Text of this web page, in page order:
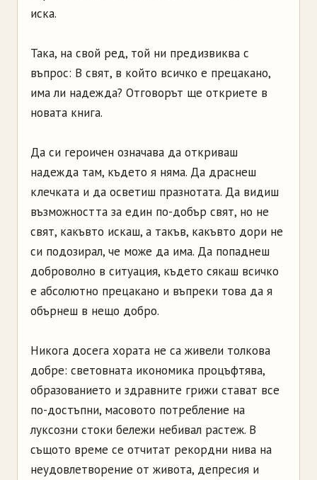
иска.
Така, на свой ред, той ни предизвиква с
въпрос: В свят, в който всичко е прецакано,
има ли надежда? Отговорът ще откриете в
новата книга.
Да си героичен означава да откриваш
надежда там, където я няма. Да драснеш
клечката и да осветиш празнотата. Да видиш
възможността за един по-добър свят, но не
свят, какъвто искаш, а такъв, какъвто дори не
си подозирал, че може да има. Да попаднеш
доброволно в ситуация, където сякаш всичко
е абсолютно прецакано и въпреки това да я
обърнеш в нещо добро.
Никога досега хората не са живели толкова
добре: световната икономика процъфтява,
образованието и здравните грижи стават все
по-достъпни, масовото потребление на
луксозни стоки бележи небивал растеж. В
същото време се отчитат рекордни нива на
неудовлетворение от живота, депресия и